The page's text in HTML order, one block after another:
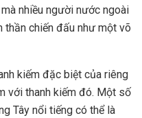
nhiều người nước ngoài
thần chiến đấu như một võ
kiếm đặc biệt của riêng
với thanh kiếm đó. Một số
Tây nổi tiếng có thể là